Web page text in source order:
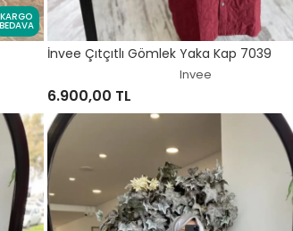
KARGO
BEDAVA
İnvee Çıtçıtlı Gömlek Yaka Kap 7039
Invee
6.900,00 TL